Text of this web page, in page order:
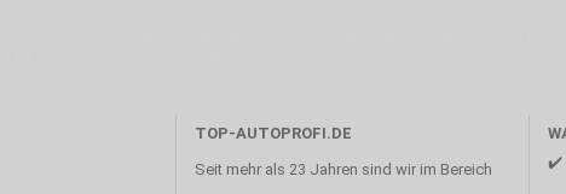
kannst. Dabei behelfen wir uns in erste Linie mit unserer Erfahrung. Um ein
TOP-AUTOPROFI.DE
Seit mehr als 23 Jahren sind wir im Bereich
✔️